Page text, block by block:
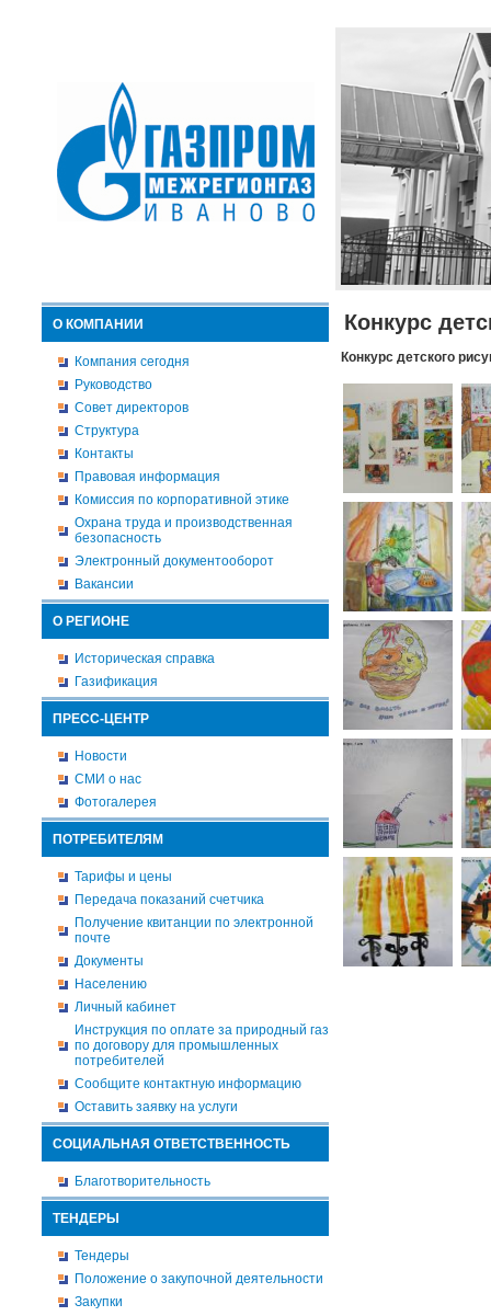
О КОМПАНИИ
Компания сегодня
Руководство
Совет директоров
Структура
Контакты
Правовая информация
Комиссия по корпоративной этике
Охрана труда и производственная
безопасность
Электронный документооборот
Вакансии
О РЕГИОНЕ
Историческая справка
Газификация
ПРЕСС-ЦЕНТР
Новости
СМИ о нас
Фотогалерея
ПОТРЕБИТЕЛЯМ
Тарифы и цены
Передача показаний счетчика
Получение квитанции по электронной
почте
Документы
Населению
Личный кабинет
Инструкция по оплате за природный газ
по договору для промышленных
потребителей
Сообщите контактную информацию
Оставить заявку на услуги
СОЦИАЛЬНАЯ ОТВЕТСТВЕННОСТЬ
Благотворительность
ТЕНДЕРЫ
Тендеры
Положение о закупочной деятельности
Закупки
Конкурс
Конкурс детского